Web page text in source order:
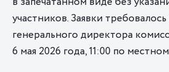
участников. Заявки
генерального директора
6 мая 2026 года, 11:00 по